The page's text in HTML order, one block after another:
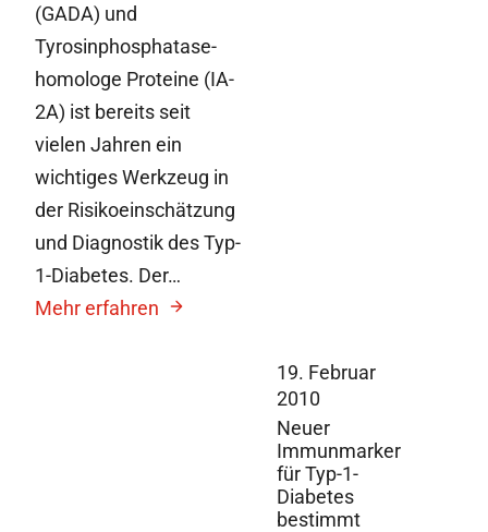
19. Februar
2010
Neuer
Immunmarker
für Typ-1-
Diabetes
bestimmt
(GADA) und
Tyrosinphosphatase-
homologe Proteine (IA-
2A) ist bereits seit
vielen Jahren ein
wichtiges Werkzeug in
der Risikoeinschätzung
und Diagnostik des Typ-
1-Diabetes. Der…
Mehr erfahren